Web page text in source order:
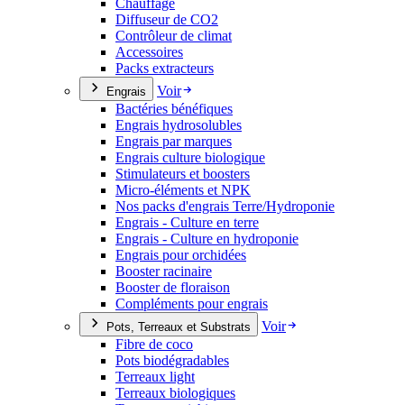
Chauffage
Diffuseur de CO2
Contrôleur de climat
Accessoires
Packs extracteurs
Engrais
Voir
Bactéries bénéfiques
Engrais hydrosolubles
Engrais par marques
Engrais culture biologique
Stimulateurs et boosters
Micro-éléments et NPK
Nos packs d'engrais Terre/Hydroponie
Engrais - Culture en terre
Engrais - Culture en hydroponie
Engrais pour orchidées
Booster racinaire
Booster de floraison
Compléments pour engrais
Pots, Terreaux et Substrats
Voir
Fibre de coco
Pots biodégradables
Terreaux light
Terreaux biologiques